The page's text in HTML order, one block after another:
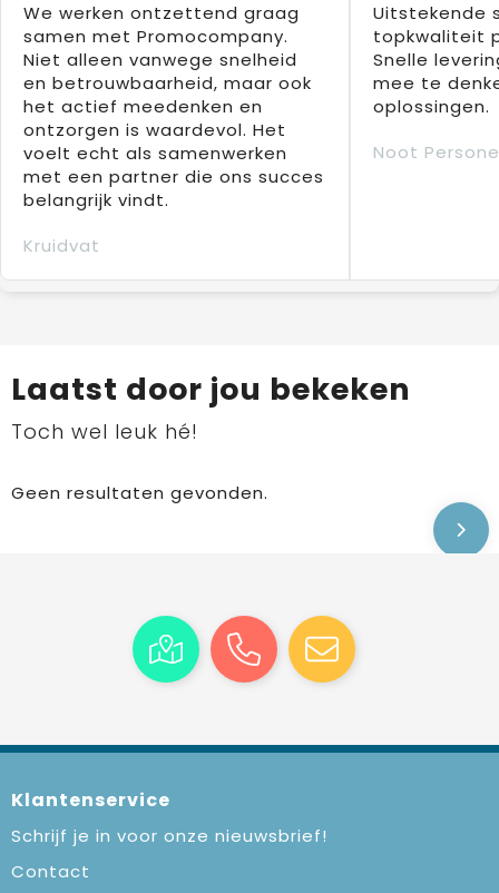
We werken ontzettend graag
samen met Promocompany.
Niet alleen vanwege snelheid
en betrouwbaarheid, maar ook
het actief meedenken en
ontzorgen is waardevol. Het
voelt echt als samenwerken
met een partner die ons succes
belangrijk vindt.
Kruidvat
Uitstekende
topkwaliteit
Snelle
mee te
oplossingen.
Noot
Laatst door jou bekeken
Toch wel leuk hé!
Geen resultaten gevonden.
Klantenservice
Schrijf je in voor onze nieuwsbrief!
Contact